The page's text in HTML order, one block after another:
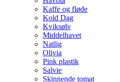
Kaffe og fløde
Kold Dag
Kviksølv
Middelhavet
Natlig
Olivia
Pink plastik
Salvie
Skinnende tomat